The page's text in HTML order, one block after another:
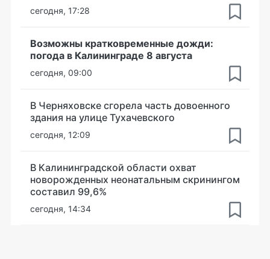
сегодня, 17:28
Возможны кратковременные дожди:
погода в Калининграде 8 августа
сегодня, 09:00
В Черняховске сгорела часть довоенного
здания на улице Тухачевского
сегодня, 12:09
В Калининградской области охват
новорожденных неонатальным скринингом
составил 99,6%
сегодня, 14:34